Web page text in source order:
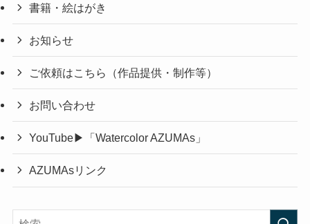
書籍・絵はがき
お知らせ
ご依頼はこちら（作品提供・制作等）
お問い合わせ
YouTube▶「Watercolor AZUMAs」
AZUMAsリンク